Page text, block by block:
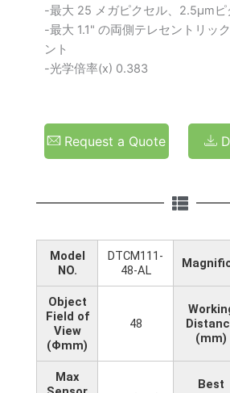
-最大 25 メガピクセル、2.5μmピ
-最大 1.1" の両側テレセントリッ
ント
-光学倍率(x) 0.383
Request a Quote
Model
NO.
DTCM111-
48-AL
Object
Field of
View
(Φmm)
48
(mm)
Max
Best